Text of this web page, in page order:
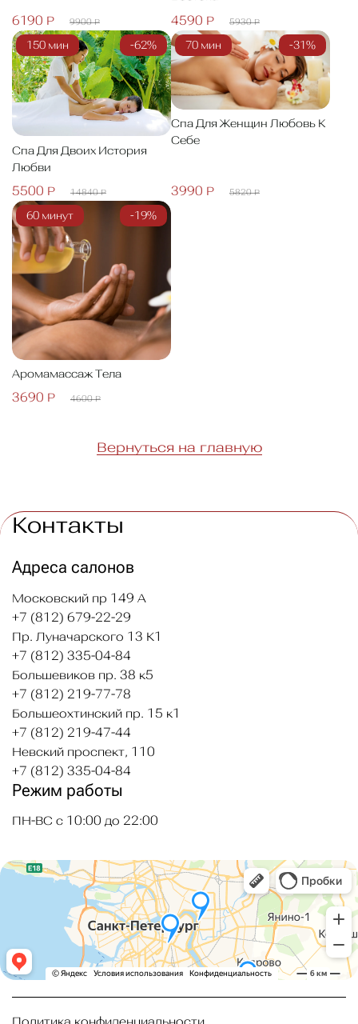
6190 Р 9900 Р 4590 Р 5930 Р
150 мин -62%
Спа Для Двоих История
Любви
5500 Р 14840 Р
70 мин -31%
Спа Для Женщин Любовь К
Себе
3990 Р 5820 Р
60 минут -19%
Аромамассаж Тела
3690 Р 4600 Р
Вернуться на главную
Контакты
Адреса салонов
Московский пр 149 А
+7 (812) 679-22-29
Пр. Луначарского 13 К1
+7 (812) 335-04-84
Большевиков пр. 38 к5
+7 (812) 219-77-78
Большеохтинский пр. 15 к1
+7 (812) 219-47-44
Невский проспект, 110
+7 (812) 335-04-84
Режим работы
ПН-ВС с 10:00 до 22:00